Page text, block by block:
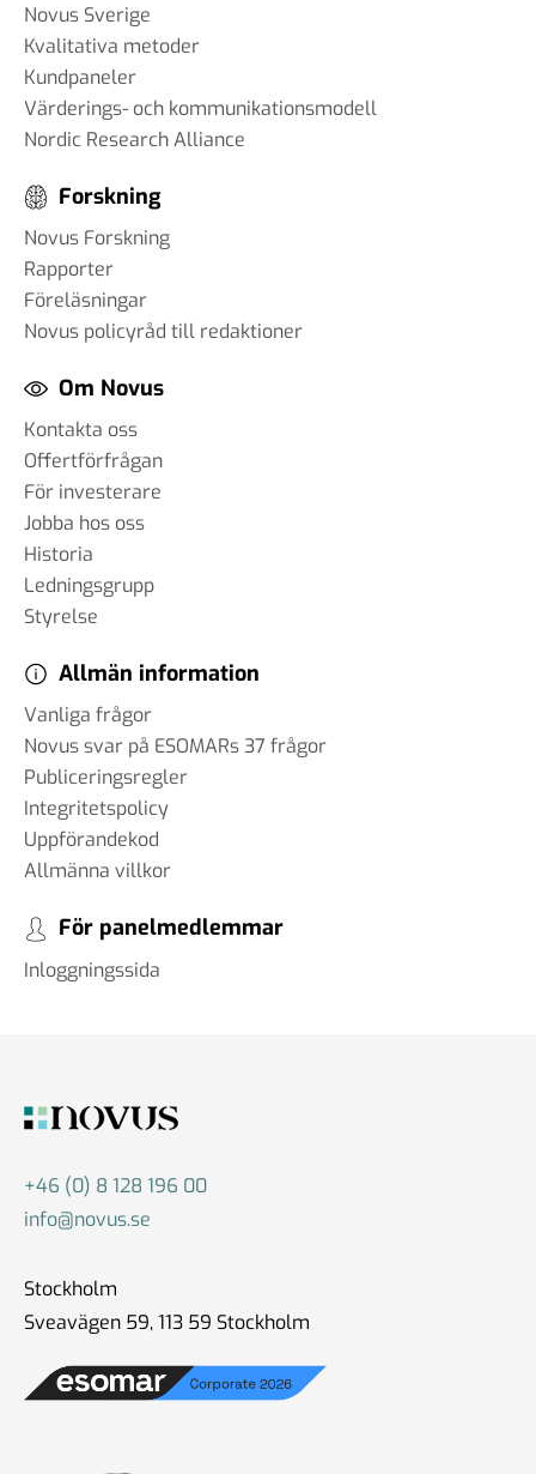
Novus Sverige
Kvalitativa metoder
Kundpaneler
Värderings- och kommunikationsmodell
Nordic Research Alliance
Forskning
Novus Forskning
Rapporter
Föreläsningar
Novus policyråd till redaktioner
Om Novus
Kontakta oss
Offertförfrågan
För investerare
Jobba hos oss
Historia
Ledningsgrupp
Styrelse
Allmän information
Vanliga frågor
Novus svar på ESOMARs 37 frågor
Publiceringsregler
Integritetspolicy
Uppförandekod
Allmänna villkor
För panelmedlemmar
Inloggningssida
+46 (0) 8 128 196 00
info@novus.se
Stockholm
Sveavägen 59, 113 59 Stockholm